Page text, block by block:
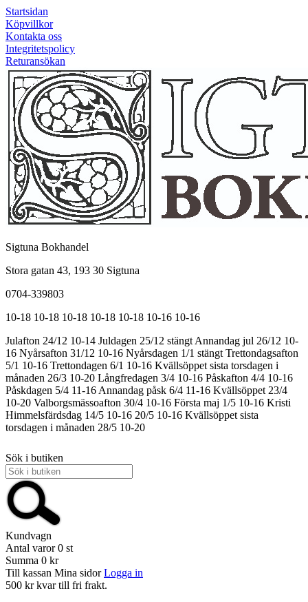
Startsidan
Köpvillkor
Kontakta oss
Integritetspolicy
Returansökan
Sigtuna Bokhandel
Stora gatan 43, 193 30 Sigtuna
0704-339803
10-18 10-18 10-18 10-18 10-18 10-16 10-16
Julafton 24/12 10-14 Juldagen 25/12 stängt Annandag jul 26/12 10-
16 Nyårsafton 31/12 10-16 Nyårsdagen 1/1 stängt Trettondagsafton
5/1 10-16 Trettondagen 6/1 10-16 Kvällsöppet sista torsdagen i
månaden 26/3 10-20 Långfredagen 3/4 10-16 Påskafton 4/4 10-16
Påskdagen 5/4 11-16 Annandag påsk 6/4 11-16 Kvällsöppet 23/4
10-20 Valborgsmässoafton 30/4 10-16 Första maj 1/5 10-16 Kristi
Himmelsfärdsdag 14/5 10-16 20/5 10-16 Kvällsöppet sista
torsdagen i månaden 28/5 10-20
Sök i butiken
Kundvagn
Antal varor 0 st
Summa 0 kr
Till kassan Mina sidor Logga in
500 kr kvar till fri frakt.